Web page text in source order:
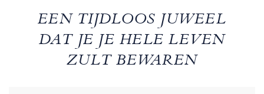
EEN TIJDLOOS JUWEEL
DAT JE JE HELE LEVEN
ZULT BEWAREN